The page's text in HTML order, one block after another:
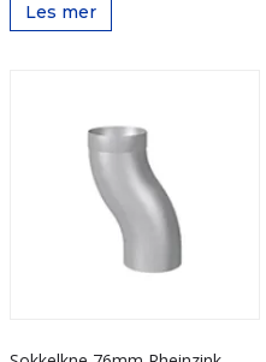
Les mer